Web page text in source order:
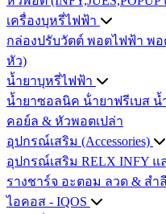
เครื่องบุหรี่ไฟฟ้า
กล่องปรับวัตต์ พอตไฟฟ้า พอ
หัว)
น้ำยาบุหรี่ไฟฟ้า
น้ำยาซอลนิค น้ํายาฟรีเบส น้
คอย์ล & หัวพอตเปล่า
อุปกรณ์เสริม (Accessories)
อุปกรณ์เสริม RELX INFY แล
รางชาร์จ อะตอม ลวด ​& สำลี
ไอคอส - IQOS